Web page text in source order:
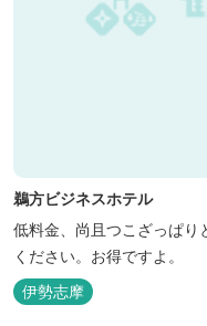
鵜方ビジネスホテル
低料金、尚且つこざっぱり
ください。お得ですよ。
伊勢志摩